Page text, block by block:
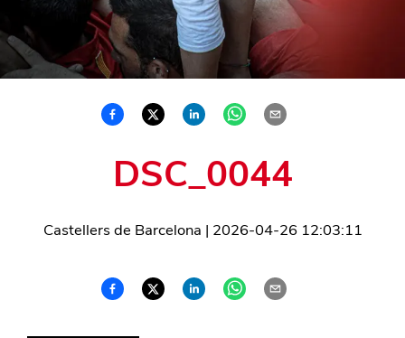
DSC_0044
Castellers de Barcelona | 2026-04-26 12:03:11